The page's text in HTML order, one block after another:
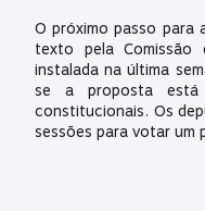
O próximo passo para
texto pela Comissão
instalada na última
se a proposta
constitucionais. Os
sessões para votar um